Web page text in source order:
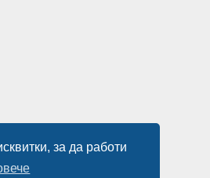
за да работи